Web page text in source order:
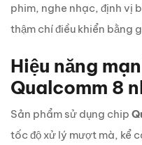
phim, nghe nhạc, định vị
thậm chí điều khiển bằng
Hiệu năng
Qualcomm 8
Sản phẩm sử dụng chip
tốc độ xử lý mượt mà, kể